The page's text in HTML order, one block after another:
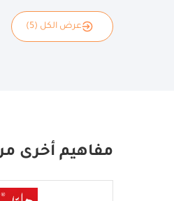
عرض الكل (5)
مفاهيم أخرى